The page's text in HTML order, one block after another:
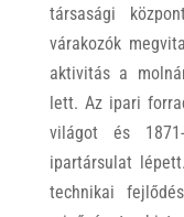
társasági
várakozók
aktivitás a
lett. Az ipari
világot és
ipartársulat
technikai